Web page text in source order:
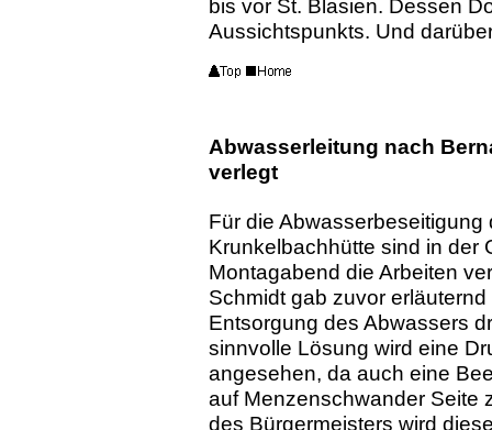
bis vor St. Blasien. Dessen
Aussichtspunkts. Und
Abwasserleitung nach
verlegt
Für die
Krunkelbachhütte sind in der
Montagabend die Arbeiten
Schmidt gab zuvor
Entsorgung des Abwassers
sinnvolle Lösung wird eine
angesehen, da auch eine
auf Menzenschwander Seite
des Bürgermeisters wird